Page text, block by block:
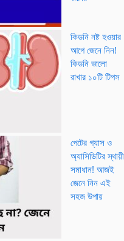
কিডনি নষ্ট হওয়ার
আগে জেনে নিন!
কিডনি ভালো
রাখার ১০টি টিপস
পেটের গ্যাস ও
অ্যাসিডিটির স্থায়ী
সমাধান! আজই
জেনে নিন এই
সহজ উপায়